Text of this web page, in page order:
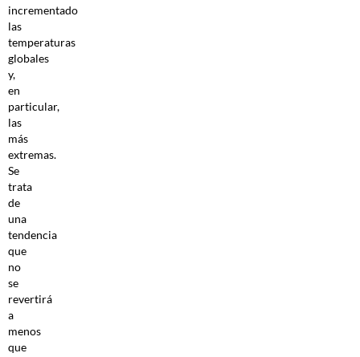
incrementado
las
temperaturas
globales
y,
en
particular,
las
más
extremas.
Se
trata
de
una
tendencia
que
no
se
revertirá
a
menos
que